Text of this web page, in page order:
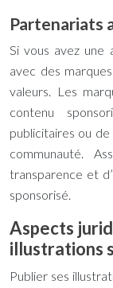
Partenariats
Si vous avez une
avec des
valeurs. Les
contenu
publicitaires ou
communauté.
transparence et
sponsorisé.
Aspects
illustrations
Publier ses